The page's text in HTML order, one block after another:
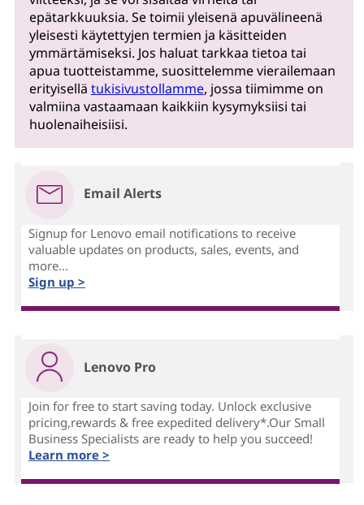
epätarkkuuksia. Se toimii yleisenä apuvälineenä
yleisesti käytettyjen termien ja käsitteiden
ymmärtämiseksi. Jos haluat tarkkaa tietoa tai
apua tuotteistamme, suosittelemme vierailemaan
erityisellä tukisivustollamme, jossa tiimimme on
valmiina vastaamaan kaikkiin kysymyksiisi tai
huolenaiheisiisi.
Email Alerts
Signup for Lenovo email notifications to receive
valuable updates on products, sales, events, and
more...
Sign up >
Lenovo Pro
Join for free to start saving today. Unlock exclusive
pricing,rewards & free expedited delivery*.Our Small
Business Specialists are ready to help you succeed!
Learn more >